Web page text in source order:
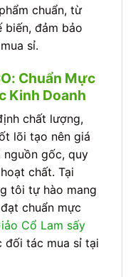
chuẩn, từ
biến, đảm bảo
sỉ.
Chuẩn Mực
Kinh Doanh
chất lượng,
lõi tạo nên giá
nguồn gốc, quy
chất. Tại
tôi tự hào mang
chuẩn mực
Cổ Lam sấy
đối tác mua sỉ tại